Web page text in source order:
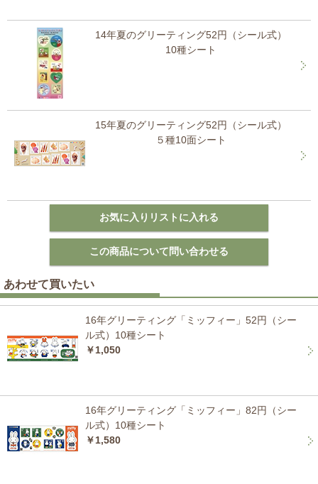
14年夏のグリーティング52円（シール式）
10種シート
15年夏のグリーティング52円（シール式）
５種10面シート
あわせて買いたい
16年グリーティング「ミッフィー」52円（シー
ル式）10種シート
￥1,050
16年グリーティング「ミッフィー」82円（シー
ル式）10種シート
￥1,580